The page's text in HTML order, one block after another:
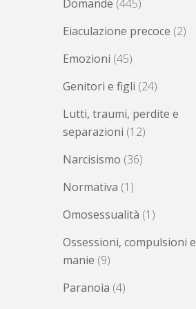
Domande (445)
Eiaculazione precoce (2)
Emozioni (45)
Genitori e figli (24)
Lutti, traumi, perdite e
separazioni (12)
Narcisismo (36)
Normativa (1)
Omosessualità (1)
Ossessioni, compulsioni e
manie (9)
Paranoia (4)